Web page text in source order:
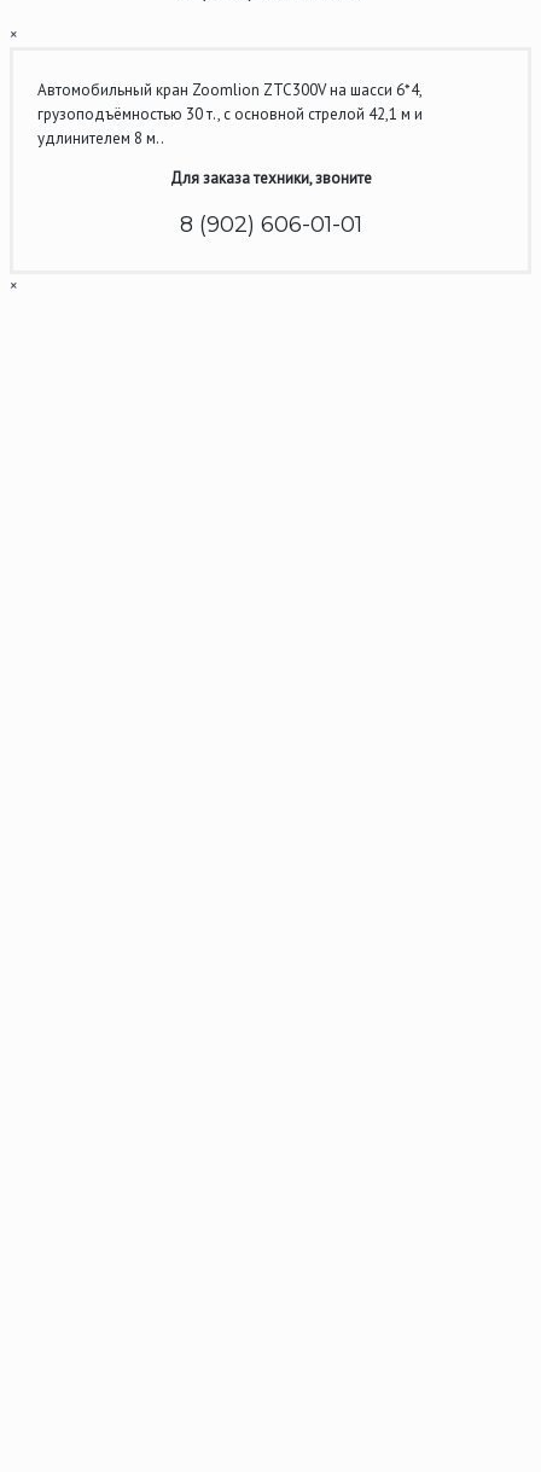
×
Автомобильный кран Zoomlion ZTC300V на шасси 6*4,
грузоподъёмностью 30 т., с основной стрелой 42,1 м и
удлинителем 8 м..
Для заказа техники, звоните
8 (902) 606-01-01
×